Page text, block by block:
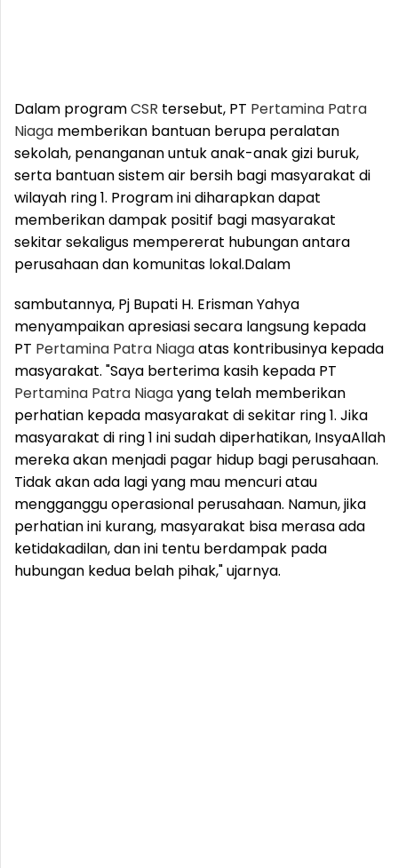
Dalam programCSR tersebut, PT Pertamina Patra
Niaga memberikan bantuan berupa peralatan
sekolah, penanganan untuk anak-anak gizi buruk,
serta bantuan sistem air bersih bagi masyarakat di
wilayah ring 1. Program ini diharapkan dapat
memberikan dampak positif bagi masyarakat
sekitar sekaligus mempererat hubungan antara
perusahaan dan komunitas lokal.Dalam
sambutannya, Pj Bupati H. Erisman Yahya
menyampaikan apresiasi secara langsung kepada
PT Pertamina Patra Niagaatas kontribusinya kepada
masyarakat. "Saya berterima kasih kepada PT
Pertamina Patra Niagayang telah memberikan
perhatian kepada masyarakat di sekitar ring 1. Jika
masyarakat di ring 1 ini sudah diperhatikan, InsyaAllah
mereka akan menjadi pagar hidup bagi perusahaan.
Tidak akan ada lagi yang mau mencuri atau
mengganggu operasional perusahaan. Namun, jika
perhatian ini kurang, masyarakat bisa merasa ada
ketidakadilan, dan ini tentu berdampak pada
hubungan kedua belah pihak," ujarnya.